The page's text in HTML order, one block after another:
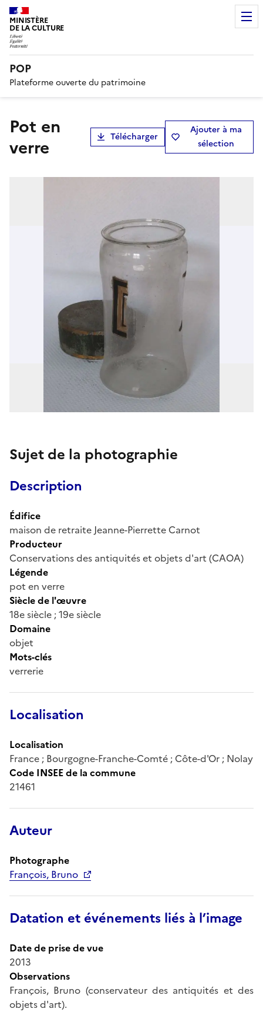
MINISTÈRE
DE LA CULTURE
POP
Plateforme ouverte du patrimoine
pot en
verre
Télécharger
Ajouter à ma
sélection
Sujet de la photographie
Description
Édifice
maison de retraite Jeanne-Pierrette Carnot
Producteur
Conservations des antiquités et objets d'art (CAOA)
Légende
pot en verre
Siècle de l'œuvre
18e siècle ; 19e siècle
Domaine
objet
Mots-clés
verrerie
Localisation
Localisation
France ; Bourgogne-Franche-Comté ; Côte-d'Or ; Nolay
Code INSEE de la commune
21461
Auteur
Photographe
François, Bruno
Datation et événements liés à l’image
Date de prise de vue
2013
Observations
François, Bruno (conservateur des antiquités et des
objets d'art).